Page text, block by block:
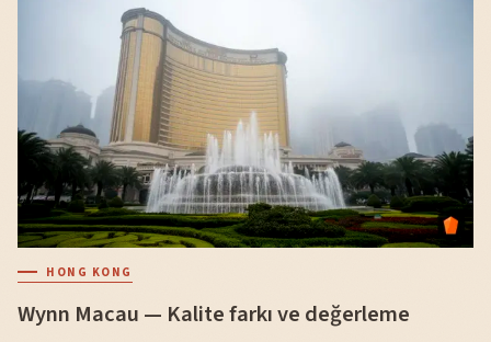
HONG KONG
Wynn Macau — Kalite farkı ve değerleme